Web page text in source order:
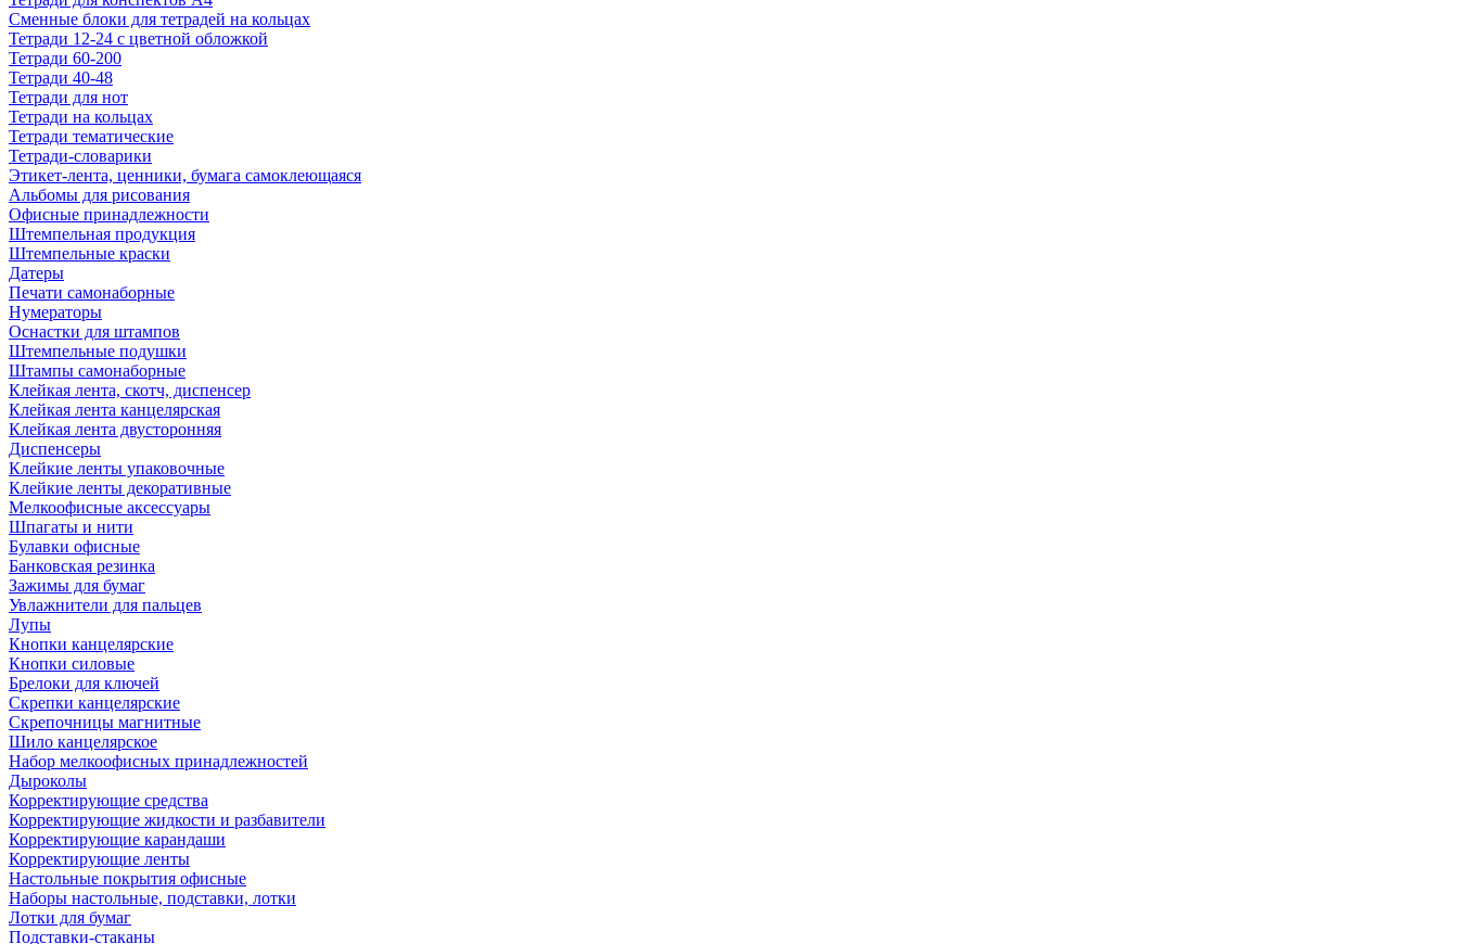
Сменные блоки для тетрадей на кольцах
Тетради 12-24 с цветной обложкой
Тетради 60-200
Тетради 40-48
Тетради для нот
Тетради на кольцах
Тетради тематические
Тетради-словарики
Этикет-лента, ценники, бумага самоклеющаяся
Альбомы для рисования
Офисные принадлежности
Штемпельная продукция
Штемпельные краски
Датеры
Печати самонаборные
Нумераторы
Оснастки для штампов
Штемпельные подушки
Штампы самонаборные
Клейкая лента, скотч, диспенсер
Клейкая лента канцелярская
Клейкая лента двусторонняя
Диспенсеры
Клейкие ленты упаковочные
Клейкие ленты декоративные
Мелкоофисные аксессуары
Шпагаты и нити
Булавки офисные
Банковская резинка
Зажимы для бумаг
Увлажнители для пальцев
Лупы
Кнопки канцелярские
Кнопки силовые
Брелоки для ключей
Скрепки канцелярские
Скрепочницы магнитные
Шило канцелярское
Набор мелкоофисных принадлежностей
Дыроколы
Корректирующие средства
Корректирующие жидкости и разбавители
Корректирующие карандаши
Корректирующие ленты
Настольные покрытия офисные
Наборы настольные, подставки, лотки
Лотки для бумаг
Подставки-стаканы